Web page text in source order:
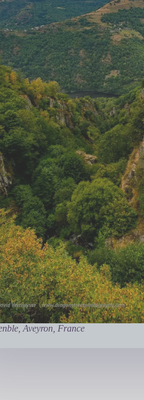
Aveyron, France